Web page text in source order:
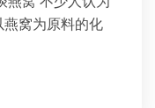
窝为原料的化